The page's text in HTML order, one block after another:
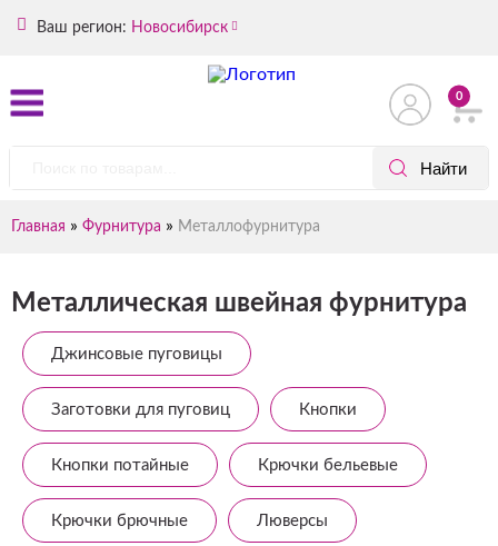
Ваш регион: Новосибирск
0
Главная » Фурнитура » Металлофурнитура
Металлическая швейная фурнитура
Джинсовые пуговицы
Заготовки для пуговиц Кнопки
Кнопки потайные Крючки бельевые
Крючки брючные Люверсы